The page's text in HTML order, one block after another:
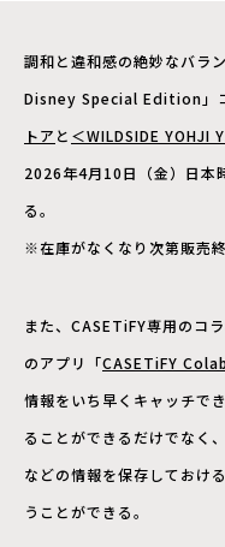
調和と違和感の絶妙なバラ
Disney Special Edition」コ
トア と ＜WILDSIDE YOHJI
2026年4月10日（金）日本
る。
※在庫がなくなり次第販売
また、CASETiFY専用のコ
のアプリ「CASETiFY Colab
情報をいち早くキャッチで
ることができるだけでなく
などの情報を保存しておけ
うことができる。